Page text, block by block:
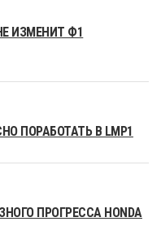
ИЗМЕНИТ Ф1
ПОРАБОТАТЬ В LMP1
ПРОГРЕССА HONDA